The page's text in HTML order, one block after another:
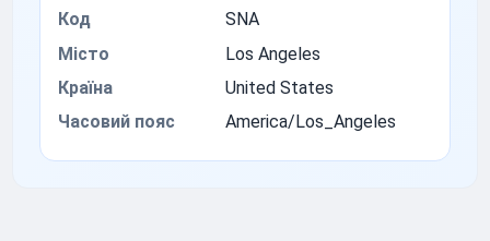
Код
SNA
Місто
Los Angeles
Країна
United States
Часовий пояс
America/Los_Angeles